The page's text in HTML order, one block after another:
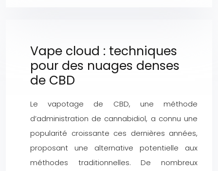
Vape cloud : techniques
pour des nuages denses
de CBD
Le vapotage de CBD, une méthode
d’administration de cannabidiol, a connu une
popularité croissante ces dernières années,
proposant une alternative potentielle aux
méthodes traditionnelles. De nombreux